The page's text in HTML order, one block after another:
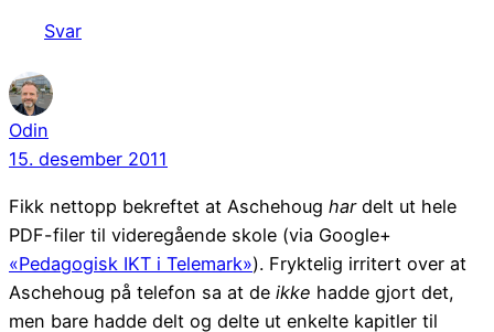
Svar
Odin
15. desember 2011
Fikk nettopp bekreftet at Aschehoug hardelt ut hele
PDF-filer til videregående skole (via Google+
«Pedagogisk IKT i Telemark»). Fryktelig irritert over at
Aschehoug på telefon sa at de ikke hadde gjort det,
men bare hadde delt og delte ut enkelte kapitler til